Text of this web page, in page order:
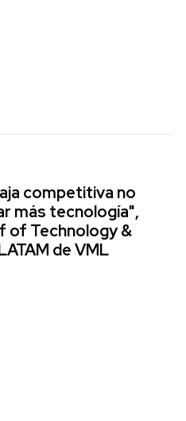
competitiva no
más tecnología",
of Technology &
de VML